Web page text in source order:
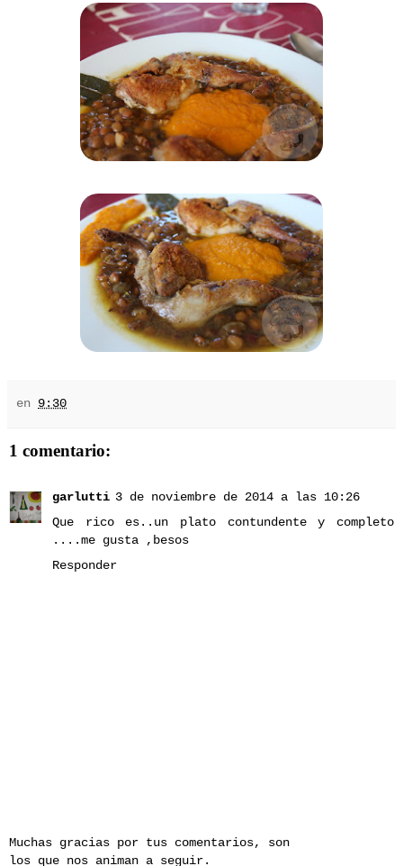
en 9:30
1 comentario:
garlutti 3 de noviembre de 2014 a las 10:26
Que rico es..un plato contundente y completo
....me gusta ,besos
Responder
Muchas gracias por tus comentarios, son
los que nos animan a seguir.